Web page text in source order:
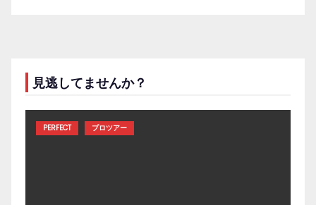
見逃してませんか？
PERFECT プロツアー